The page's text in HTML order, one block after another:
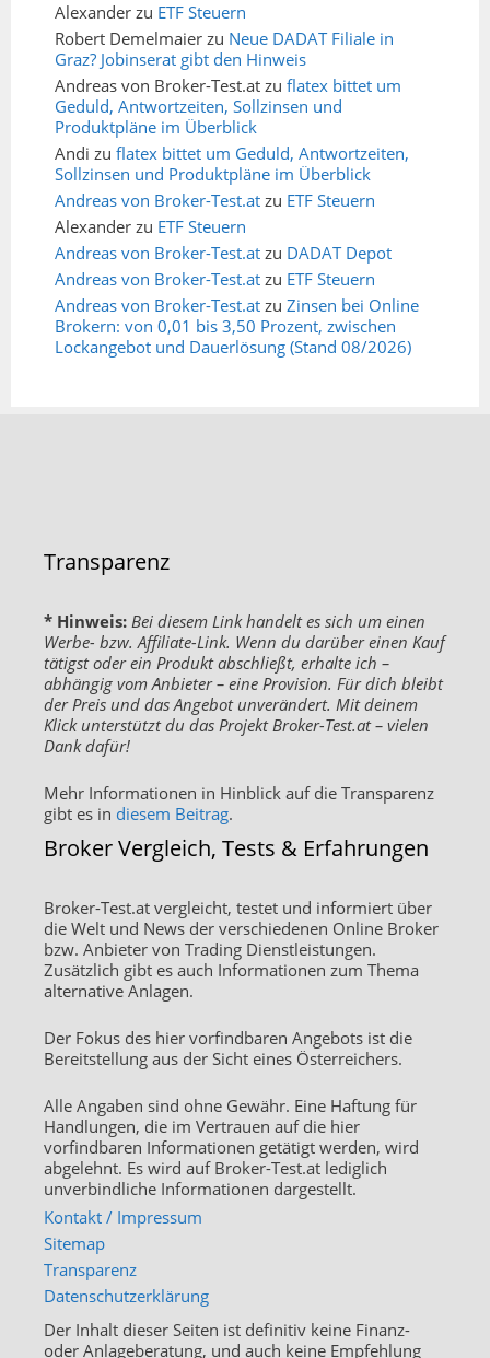
Alexander zu ETF Steuern
Robert Demelmaier zu Neue DADAT Filiale in
Graz? Jobinserat gibt den Hinweis
Andreas von Broker-Test.at zu flatex bittet um
Geduld, Antwortzeiten, Sollzinsen und
Produktpläne im Überblick
Andi zu flatex bittet um Geduld, Antwortzeiten,
Sollzinsen und Produktpläne im Überblick
Andreas von Broker-Test.at zu ETF Steuern
Alexander zu ETF Steuern
Andreas von Broker-Test.at zu DADAT Depot
Andreas von Broker-Test.at zu ETF Steuern
Andreas von Broker-Test.at zu Zinsen bei Online
Brokern: von 0,01 bis 3,50 Prozent, zwischen
Lockangebot und Dauerlösung (Stand 08/2026)
Transparenz
* Hinweis: Bei diesem Link handelt es sich um einen
Werbe- bzw. Affiliate-Link. Wenn du darüber einen Kauf
tätigst oder ein Produkt abschließt, erhalte ich –
abhängig vom Anbieter – eine Provision. Für dich bleibt
der Preis und das Angebot unverändert. Mit deinem
Klick unterstützt du das Projekt Broker-Test.at – vielen
Dank dafür!
Mehr Informationen in Hinblick auf die Transparenz
gibt es in diesem Beitrag.
Broker Vergleich, Tests & Erfahrungen
Broker-Test.at vergleicht, testet und informiert über
die Welt und News der verschiedenen Online Broker
bzw. Anbieter von Trading Dienstleistungen.
Zusätzlich gibt es auch Informationen zum Thema
alternative Anlagen.
Der Fokus des hier vorfindbaren Angebots ist die
Bereitstellung aus der Sicht eines Österreichers.
Alle Angaben sind ohne Gewähr. Eine Haftung für
Handlungen, die im Vertrauen auf die hier
vorfindbaren Informationen getätigt werden, wird
abgelehnt. Es wird auf Broker-Test.at lediglich
unverbindliche Informationen dargestellt.
Kontakt / Impressum
Sitemap
Transparenz
Datenschutzerklärung
Der Inhalt dieser Seiten ist definitiv keine Finanz-
oder Anlageberatung, und auch keine Empfehlung